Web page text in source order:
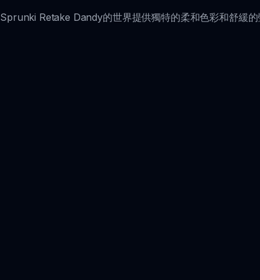
Sprunki Retake Dandy的世界提供獨特的柔和色彩和舒緩的